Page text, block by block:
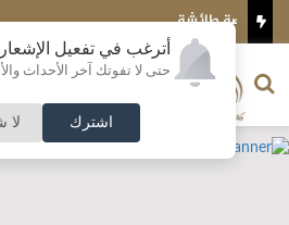
أترغب في تفعيل
حتى لا تفوتك آخر الأحداث
اشترك لا
مدحت العزام يكتب : حين
السياسية طريقاً للإصلاح
الناشر و رئيس التحرير